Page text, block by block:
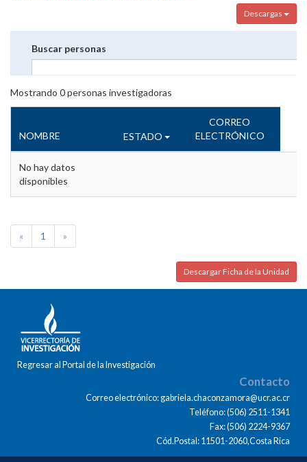
Descargas
Buscar personas
Mostrando 0personas investigadoras
NOMBRE ESTADO
CORREO
ELECTRÓNICO
No hay datos
disponibles
« 1 »
Descargar Ficha de la Unidad
Regresar al Portal de la Investigación
Contacto
Correo electrónico: gabriela.chaconzamora@ucr.ac.cr
Teléfono: (506) 2511-1341
Fax: (506) 2224-9367
Cód.Postal: 11501-2060,Costa Rica